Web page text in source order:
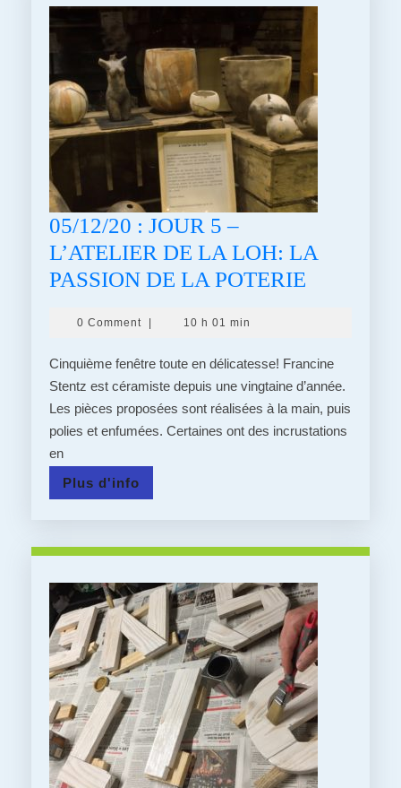
05/12/20 : JOUR 5 –
L’ATELIER DE LA LOH: LA
PASSION DE LA POTERIE
5
–
DE
PASSION
LA
POTERIE
0 Comment | 10 h 01 min
Cinquième fenêtre toute en délicatesse! Francine
Stentz est céramiste depuis une vingtaine d’année.
Les pièces proposées sont réalisées à la main, puis
polies et enfumées. Certaines ont des incrustations
en
Plus d'info
d'info